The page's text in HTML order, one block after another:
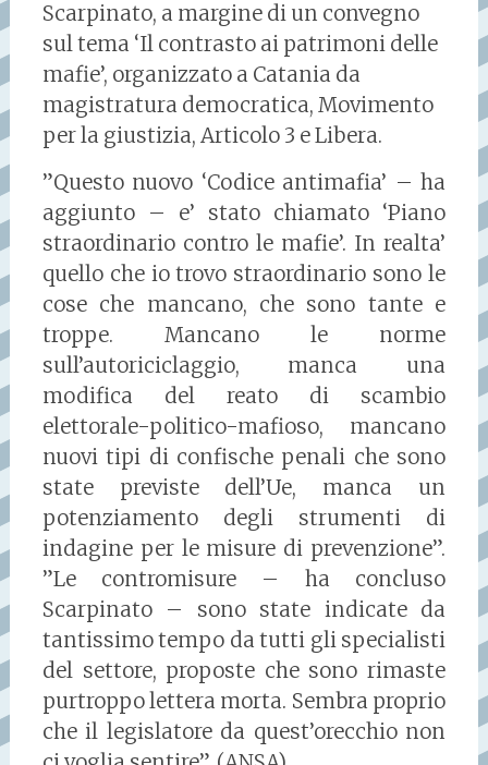
Scarpinato, a margine di un convegno
sul tema ‘Il contrasto ai patrimoni delle
mafie’, organizzato a Catania da
magistratura democratica, Movimento
per la giustizia, Articolo 3 e Libera.
”Questo nuovo ‘Codice antimafia’ – ha
aggiunto – e’ stato chiamato ‘Piano
straordinario contro le mafie’. In realta’
quello che io trovo straordinario sono le
cose che mancano, che sono tante e
troppe. Mancano le norme
sull’autoriciclaggio, manca una
modifica del reato di scambio
elettorale-politico-mafioso, mancano
nuovi tipi di confische penali che sono
state previste dell’Ue, manca un
potenziamento degli strumenti di
indagine per le misure di prevenzione”.
”Le contromisure – ha concluso
Scarpinato – sono state indicate da
tantissimo tempo da tutti gli specialisti
del settore, proposte che sono rimaste
purtroppo lettera morta. Sembra proprio
che il legislatore da quest’orecchio non